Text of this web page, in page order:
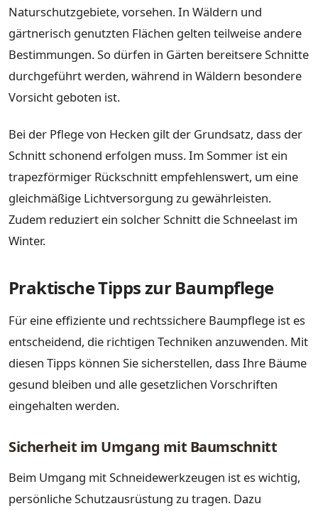
Naturschutzgebiete, vorsehen. In Wäldern und
gärtnerisch genutzten Flächen gelten teilweise andere
Bestimmungen. So dürfen in Gärten bereitsere Schnitte
durchgeführt werden, während in Wäldern besondere
Vorsicht geboten ist.
Bei der Pflege von Hecken gilt der Grundsatz, dass der
Schnitt schonend erfolgen muss. Im Sommer ist ein
trapezförmiger Rückschnitt empfehlenswert, um eine
gleichmäßige Lichtversorgung zu gewährleisten.
Zudem reduziert ein solcher Schnitt die Schneelast im
Winter.
Praktische Tipps zur Baumpflege
Für eine effiziente und rechtssichere Baumpflege ist es
entscheidend, die richtigen Techniken anzuwenden. Mit
diesen Tipps können Sie sicherstellen, dass Ihre Bäume
gesund bleiben und alle gesetzlichen Vorschriften
eingehalten werden.
Sicherheit im Umgang mit Baumschnitt
Beim Umgang mit Schneidewerkzeugen ist es wichtig,
persönliche Schutzausrüstung zu tragen. Dazu